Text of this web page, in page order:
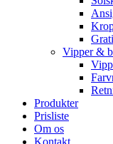
Vipper &
Produkter
Prisliste
Om os
Kontakt